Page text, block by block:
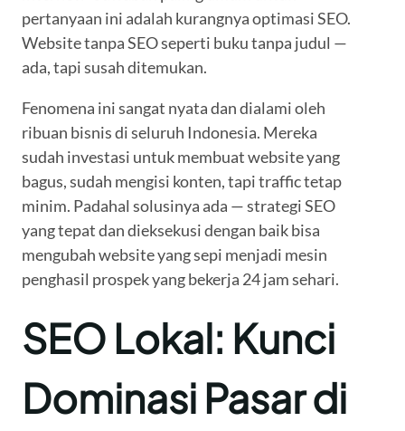
pertanyaan ini adalah kurangnya optimasi SEO.
Website tanpa SEO seperti buku tanpa judul —
ada, tapi susah ditemukan.
Fenomena ini sangat nyata dan dialami oleh
ribuan bisnis di seluruh Indonesia. Mereka
sudah investasi untuk membuat website yang
bagus, sudah mengisi konten, tapi traffic tetap
minim. Padahal solusinya ada — strategi SEO
yang tepat dan dieksekusi dengan baik bisa
mengubah website yang sepi menjadi mesin
penghasil prospek yang bekerja 24 jam sehari.
SEO Lokal: Kunci
Dominasi Pasar di